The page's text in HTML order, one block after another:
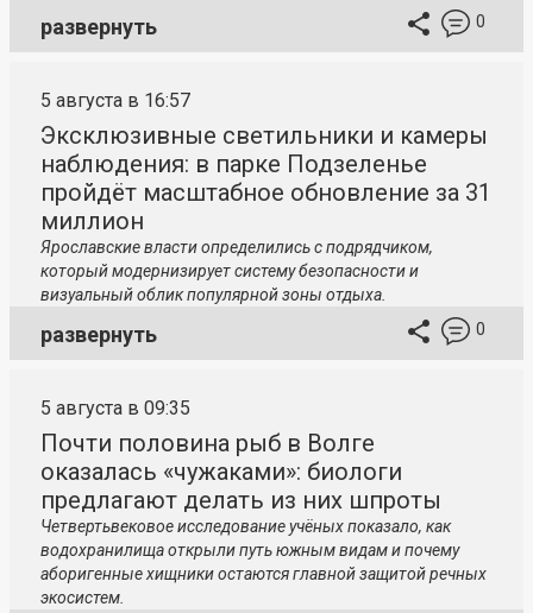
развернуть 0
5 августа в 16:57
Эксклюзивные светильники и камеры
наблюдения: в парке Подзеленье
пройдёт масштабное обновление за 31
миллион
Ярославские власти определились с подрядчиком,
который модернизирует систему безопасности и
визуальный облик популярной зоны отдыха.
развернуть 0
5 августа в 09:35
Почти половина рыб в Волге
оказалась «чужаками»: биологи
предлагают делать из них шпроты
Четвертьвековое исследование учёных показало, как
водохранилища открыли путь южным видам и почему
аборигенные хищники остаются главной защитой речных
экосистем.